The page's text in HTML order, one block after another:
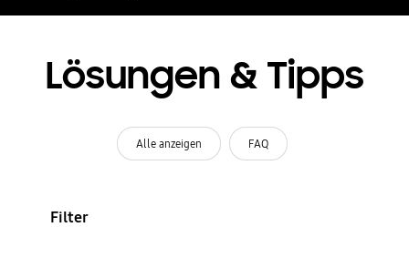
Lösungen & Tipps
Alle anzeigen FAQ
Filter